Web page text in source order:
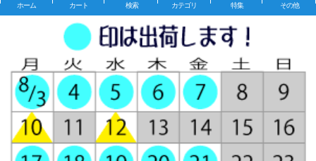
ホーム カート 検索 カテゴリ 特集 その他